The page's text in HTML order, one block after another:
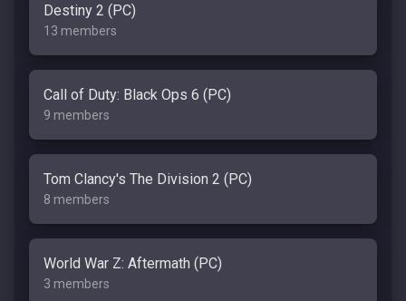
Destiny 2 (PC)
13 members
Call of Duty: Black Ops 6 (PC)
9 members
Tom Clancy's The Division 2 (PC)
8 members
World War Z: Aftermath (PC)
3 members